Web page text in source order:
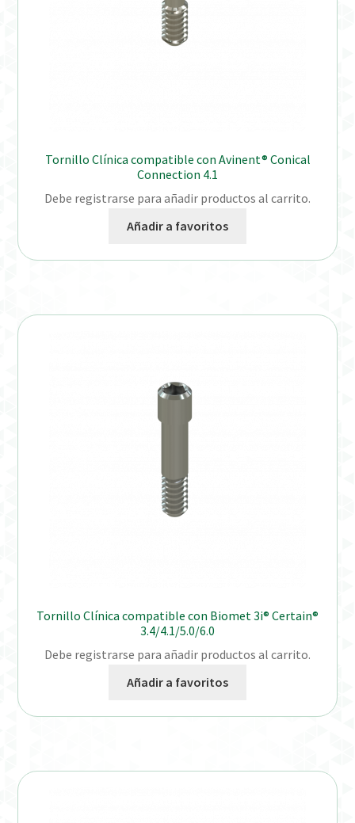
Tornillo Clínica compatible con Avinent® Conical
Connection 4.1
Debe registrarse para añadir productos al carrito.
Añadir a favoritos
Tornillo Clínica compatible con Biomet 3i® Certain®
3.4/4.1/5.0/6.0
Debe registrarse para añadir productos al carrito.
Añadir a favoritos